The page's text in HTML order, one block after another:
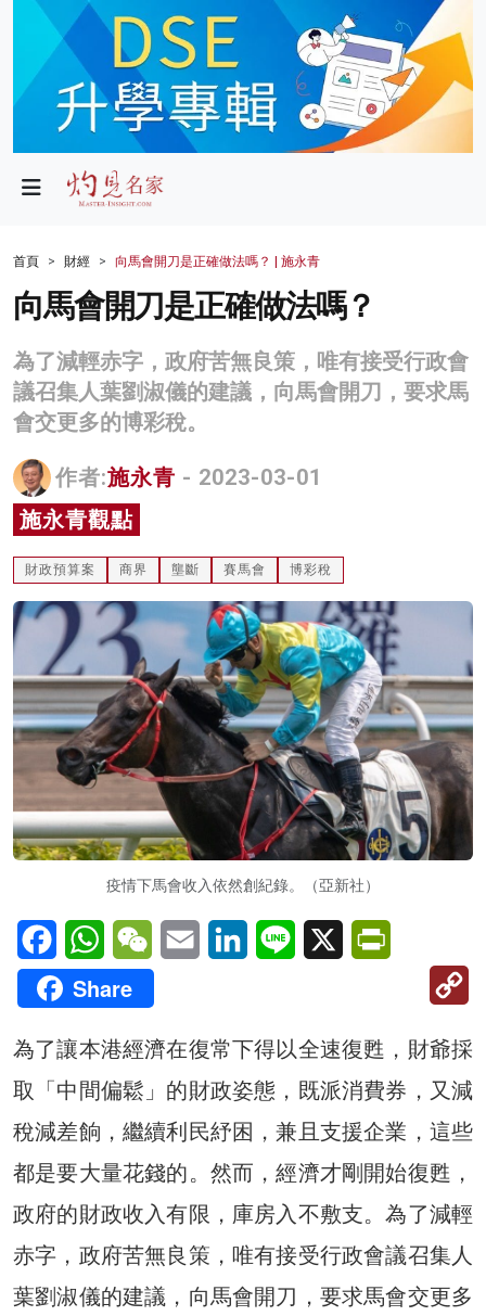
政局
財經
生活
商業
科技
影片
名家榜
灼見活動
關於我們
首頁 財經 向馬會開刀是正確做法嗎？ | 施永青
向馬會開刀是正確做法嗎？
為了減輕赤字，政府苦無良策，唯有接受行政會
議召集人葉劉淑儀的建議，向馬會開刀，要求馬
會交更多的博彩稅。
作者:施永青 - 2023-03-01
施永青觀點
財政預算案 商界 壟斷 賽馬會 博彩稅
疫情下馬會收入依然創紀錄。（亞新社）
FacebookWhatsAppWeChatEmail LinkedInLine X
Share
為了讓本港經濟在復常下得以全速復甦，財爺採
取「中間偏鬆」的財政姿態，既派消費券，又減
稅減差餉，繼續利民紓困，兼且支援企業，這些
都是要大量花錢的。然而，經濟才剛開始復甦，
政府的財政收入有限，庫房入不敷支。為了減輕
赤字，政府苦無良策，唯有接受行政會議召集人
葉劉淑儀的建議，向馬會開刀，要求馬會交更多